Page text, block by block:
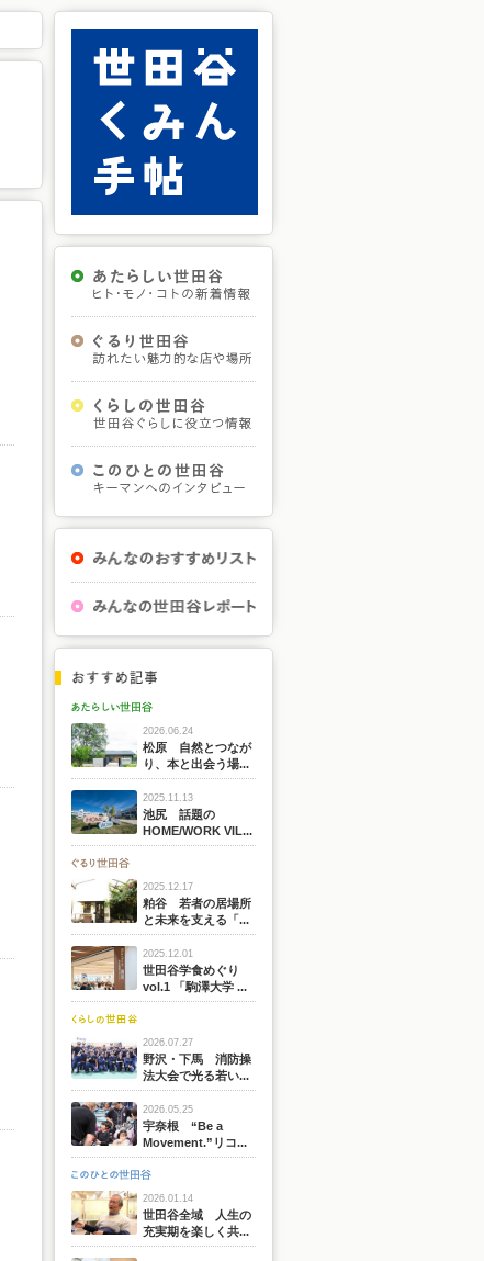
2026.06.24
松原 自然とつなが
り、本と出会う場...
2025.11.13
池尻 話題の
HOME/WORK VIL...
2025.12.17
粕谷 若者の居場所
と未来を支える「...
2025.12.01
世田谷学食めぐり
vol.1 「駒澤大学 ...
2026.07.27
野沢・下馬 消防操
法大会で光る若い...
2026.05.25
宇奈根 “Be a
Movement.”リコ...
2026.01.14
世田谷全域 人生の
充実期を楽しく共...